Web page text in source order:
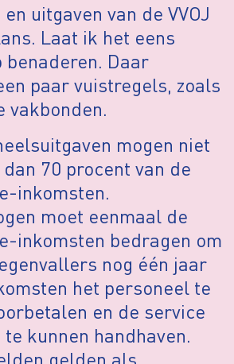
uitgaven van de VVOJ
Laat ik het eens
benaderen. Daar
paar vuistregels, zoals
vakbonden.
mogen niet
70 procent van de
inkomsten.
moet eenmaal de
inkomsten bedragen om
nog één jaar
het personeel te
en de service
kunnen handhaven.
gelden als